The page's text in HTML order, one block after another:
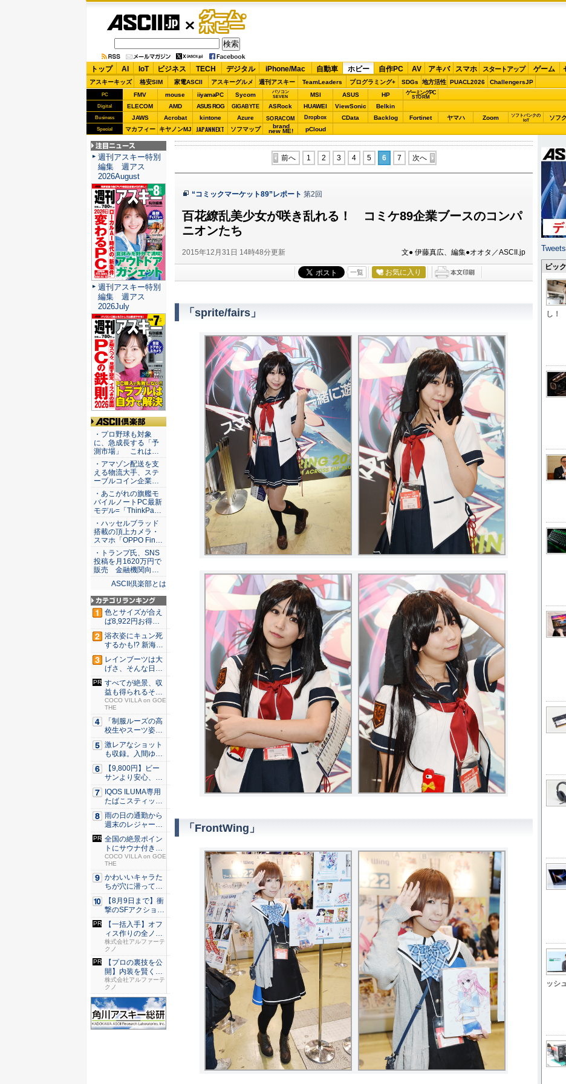
ゲーム・
ホビー
トップ AI IoT ビジネス TECH デジタル iPhone/Mac 自動車 ホビー 自作PC AV アキバ スマホ スタートアップ ゲーム
アスキーキッズ 格安SIM 家電ASCII アスキーグルメ 週刊アスキー TeamLeaders プログラミング+ SDGs 地方活性 PUACL2026 ChallengersJP
PC FMV mouse iiyamaPC Sycom
パソコン
SEVEN
MSI ASUS HP ゲーミングPC
STORM
Digital ELECOM AMD ASUS ROG GIGABYTE ASRock HUAWEI ViewSonic Belkin
Business JAWS Acrobat kintone Azure SORACOM Dropbox CData Backlog Fortinet ヤマハ Zoom
ソフトバンクの
IoT
ソフ
Special マカフィー キヤノンMJ JAPANNEXT ソフマップ brand
new ME! pCloud
前へ 1 2 3 4 5 6 7 次へ
“コミックマーケット89”レポート 第2回
百花繚乱美少女が咲き乱れる！ コミケ89企業ブースのコンパ
ニオンたち
2015年12月31日 14時48分更新 文● 伊藤真広、編集●オオタ／ASCII.jp
一覧 お気に入り
「sprite/fairs」
「FrontWing」
注目ニュース
週刊アスキー特別
編集 週アス
2026August
週刊アスキー特別
編集 週アス
2026July
ASCII倶楽部
・プロ野球も対象
に、急成長する「予
測市場」 これは…
・アマゾン配送を支
える物流大手、ステ
ーブルコイン企業…
・あこがれの旗艦モ
バイルノートPC最新
モデル=「ThinkPa…
・ハッセルブラッド
搭載の頂上カメラ・
スマホ「OPPO Fin…
・トランプ氏、SNS
投稿を月1620万円で
販売 金融機関向…
ASCII倶楽部とは
色とサイズが合え
ば8,922円お得！
メ...
浴衣姿にキュン死
するかも!? 新海ま
きが...
レインブーツは大
げさ、そんな日
に！ ミズ...
すべてが絶景、収
益も得られるその
仕組みと...
COCO VILLA on GOE
THE
「制服ルーズの高
校生やスーツ姿の
OLを演...
激レアなショット
も収録。入間ゆい
が34周...
【9,800円】ビー
サンより安心、ス
ニー...
IQOS ILUMA専用
たばこスティッ
ク...
雨の日の通勤から
週末のレジャーま
で快適！...
全国の絶景ポイン
トにサウナ付きの
シェア別...
COCO VILLA on GOE
THE
かわいいキャラた
ちが穴に潜ってひ
どい目に...
【8月9日まで】衝
撃のSFアクション
『G...
【一括入手】オフ
ィス作りの全ノウ
ハウ集
株式会社アルファーテ
クノ
【プロの裏技を公
開】内装を賢くデ
ザインす...
株式会社アルファーテ
クノ
ピッ
し！
ッシ